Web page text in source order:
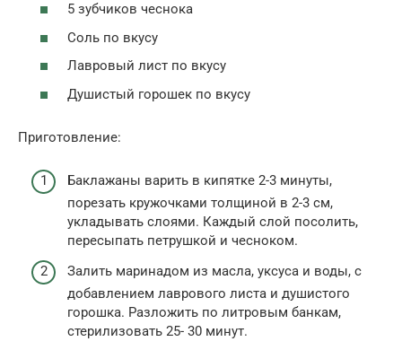
5 зубчиков чеснока
Соль по вкусу
Лавровый лист по вкусу
Душистый горошек по вкусу
Приготовление:
Баклажаны варить в кипятке 2-3 минуты,
порезать кружочками толщиной в 2-3 см,
укладывать слоями. Каждый слой посо­лить,
пересыпать петрушкой и чесноком.
Залить маринадом из масла, уксуса и воды, с
добавлением лаврового листа и душистого
горошка. Разложить по ли­тровым банкам,
стерилизовать 25- 30 минут.